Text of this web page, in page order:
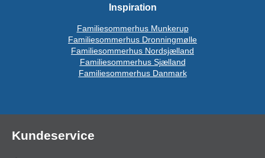
Inspiration
Familiesommerhus Munkerup
Familiesommerhus Dronningmølle
Familiesommerhus Nordsjælland
Familiesommerhus Sjælland
Familiesommerhus Danmark
Kundeservice